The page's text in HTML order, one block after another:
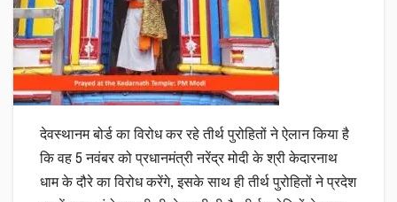
देवस्थानम बोर्ड का विरोध कर रहे तीर्थ पुरोहितों ने ऐलान किया है
कि वह 5 नवंबर को प्रधानमंत्री नरेंद्र मोदी के श्री केदारनाथ
धाम के दौरे का विरोध करेंगे, इसके साथ ही तीर्थ पुरोहितों ने प्रदेश